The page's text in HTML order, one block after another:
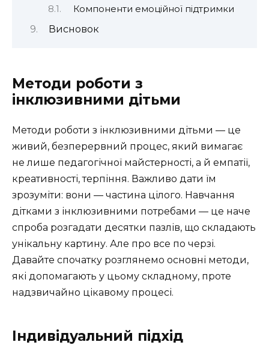
Компоненти емоційної підтримки
Висновок
Методи роботи з
інклюзивними дітьми
Методи роботи з інклюзивними дітьми — це
живий, безперервний процес, який вимагає
не лише педагогічної майстерності, а й емпатії,
креативності, терпіння. Важливо дати їм
зрозуміти: вони — частина цілого. Навчання
дітками з інклюзивними потребами — це наче
спроба розгадати десятки пазлів, що складають
унікальну картину. Але про все по черзі.
Давайте спочатку розглянемо основні методи,
які допомагають у цьому складному, проте
надзвичайно цікавому процесі.
Індивідуальний підхід